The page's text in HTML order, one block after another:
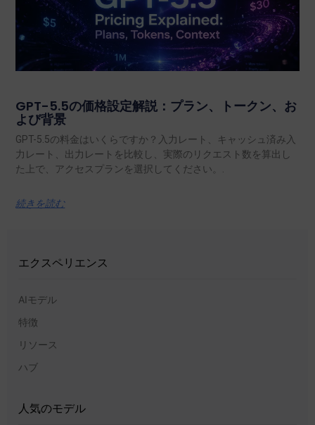
GPT-5.5の価格設定解説：プラン、トークン、お
よび背景
GPT-5.5の料金はいくらですか？入力レート、キャッシュ済み入
力レート、出力レートを比較し、実際のリクエスト数を算出し
た上で、アクセスプランを選択してください。.
続きを読む
エクスペリエンス
AIモデル
特徴
リソース
ハブ
人気のモデル